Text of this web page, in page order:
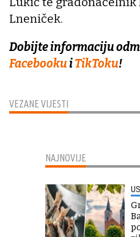
VEZANE VIJESTI
Lneniček.
Dobijte informaciju
FacebookuiTikToku!
NAJNOVIJE